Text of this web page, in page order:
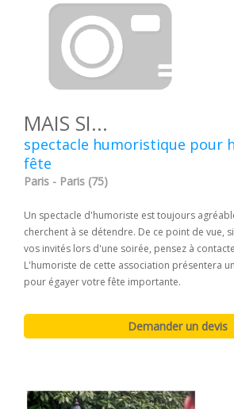
MAIS SI...
spectacle humoristique pour
fête
Paris - Paris (75)
Un spectacle d'humoriste est toujours
cherchent à se détendre. De ce point de vue,
vos invités lors d'une soirée, pensez à
L'humoriste de cette association présentera
pour égayer votre fête importante.